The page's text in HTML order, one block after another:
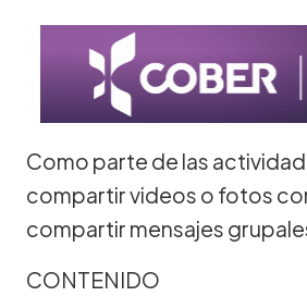
Como parte de las
compartir videos o fotos
compartir mensajes
CONTENIDO